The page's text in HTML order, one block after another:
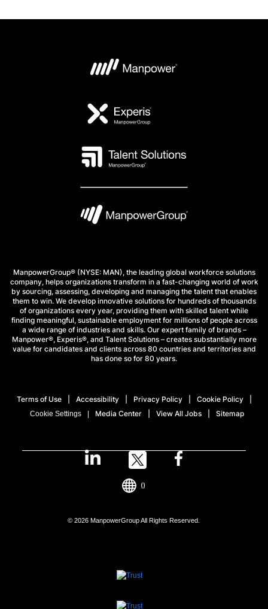
ManpowerGroup® (NYSE: MAN), the leading global workforce solutions
company, helps organizations transform in a fast-changing world of work
by sourcing, assessing, developing and managing the talent that enables
them to win. We develop innovative solutions for hundreds of thousands
of organizations every year, providing them with skilled talent while
finding meaningful, sustainable employment for millions of people across
a wide range of industries and skills. Our expert family of brands –
Manpower®, Experis®, and Talent Solutions – creates substantially more
value for candidates and clients across 80 countries and territories and
has done so for 80 years.
Terms of Use Accessibility Privacy Policy Cookie Policy
Cookie Settings Media Center View All Jobs Sitemap
© 2026 ManpowerGroup All Rights Reserved.
()